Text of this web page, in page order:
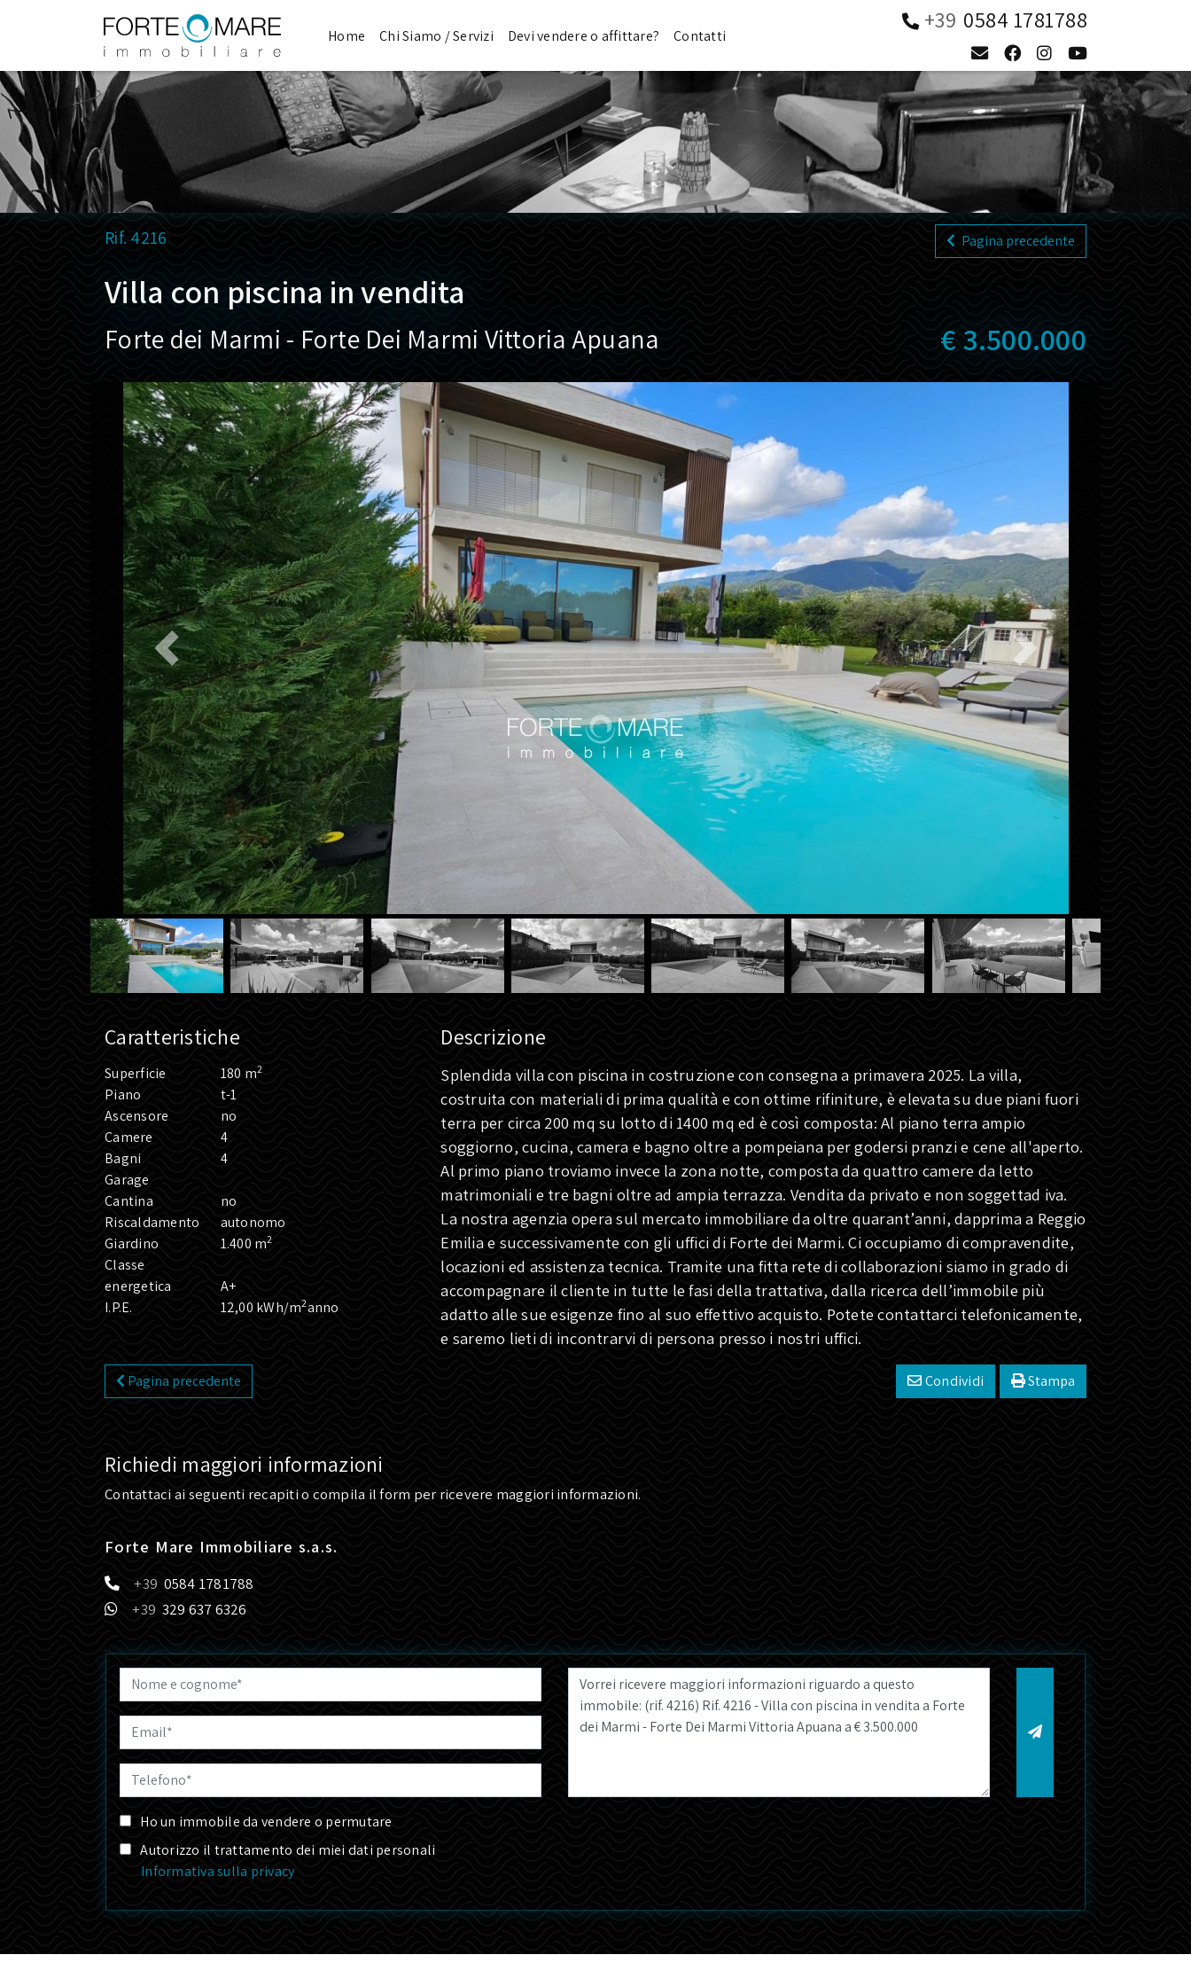
Home Chi Siamo / Servizi Devi vendere o affittare? Contatti
0584 1781788
Rif. 4216 Pagina precedente
Villa con piscina in vendita
Forte dei Marmi - Forte Dei Marmi Vittoria Apuana € 3.500.000
Descrizione
Splendida villa con piscina in costruzione con consegna a primavera 2025. La villa,
costruita con materiali di prima qualità e con ottime rifiniture, è elevata su due piani fuori
terra per circa 200 mq su lotto di 1400 mq ed è così composta: Al piano terra ampio
soggiorno, cucina, camera e bagno oltre a pompeiana per godersi pranzi e cene all'aperto.
Al primo piano troviamo invece la zona notte, composta da quattro camere da letto
matrimoniali e tre bagni oltre ad ampia terrazza. Vendita da privato e non soggettad iva.
La nostra agenzia opera sul mercato immobiliare da oltre quarant’anni, dapprima a Reggio
Emilia e successivamente con gli uffici di Forte dei Marmi. Ci occupiamo di compravendite,
locazioni ed assistenza tecnica. Tramite una fitta rete di collaborazioni siamo in grado di
accompagnare il cliente in tutte le fasi della trattativa, dalla ricerca dell’immobile più
adatto alle sue esigenze fino al suo effettivo acquisto. Potete contattarci telefonicamente,
e saremo lieti di incontrarvi di persona presso i nostri uffici.
Caratteristiche
Superficie 180 m2
Piano
t-1
Ascensore
no
Camere
4
Bagni
4
Garage
Cantina
no
Riscaldamento
autonomo
Giardino
1.400 m2
Classe
energetica
A+
I.P.E.
12,00 kWh/m2anno
Pagina precedente Stampa
Condividi
Richiedi maggiori informazioni
Contattaci ai seguenti recapiti o compila il form per ricevere maggiori informazioni.
Forte Mare Immobiliare s.a.s.
0584 1781788
329 637 6326
Ho un immobile da vendere o permutare
Autorizzo il trattamento dei miei dati personali
Informativa sulla privacy